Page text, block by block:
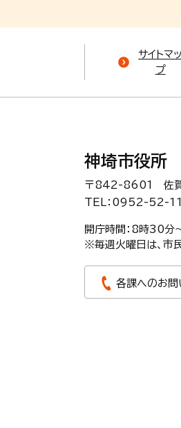
サイトマッ
プ
神埼市役所
〒842-8601 佐賀
TEL：0952-52-
開庁時間：8時30分
※毎週火曜日は、市
各課へのお問